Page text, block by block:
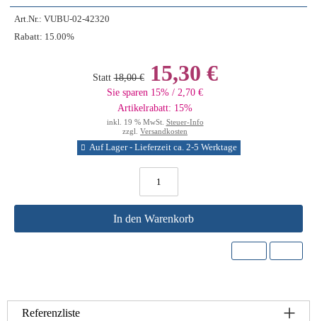
Art.Nr.: VUBU-02-42320
Rabatt: 15.00%
Statt 18,00 €15,30 €
Sie sparen 15% / 2,70 €
Artikelrabatt: 15%
inkl. 19 % MwSt. Steuer-Info
zzgl. Versandkosten
Auf Lager - Lieferzeit ca. 2-5 Werktage
In den Warenkorb
Referenzliste